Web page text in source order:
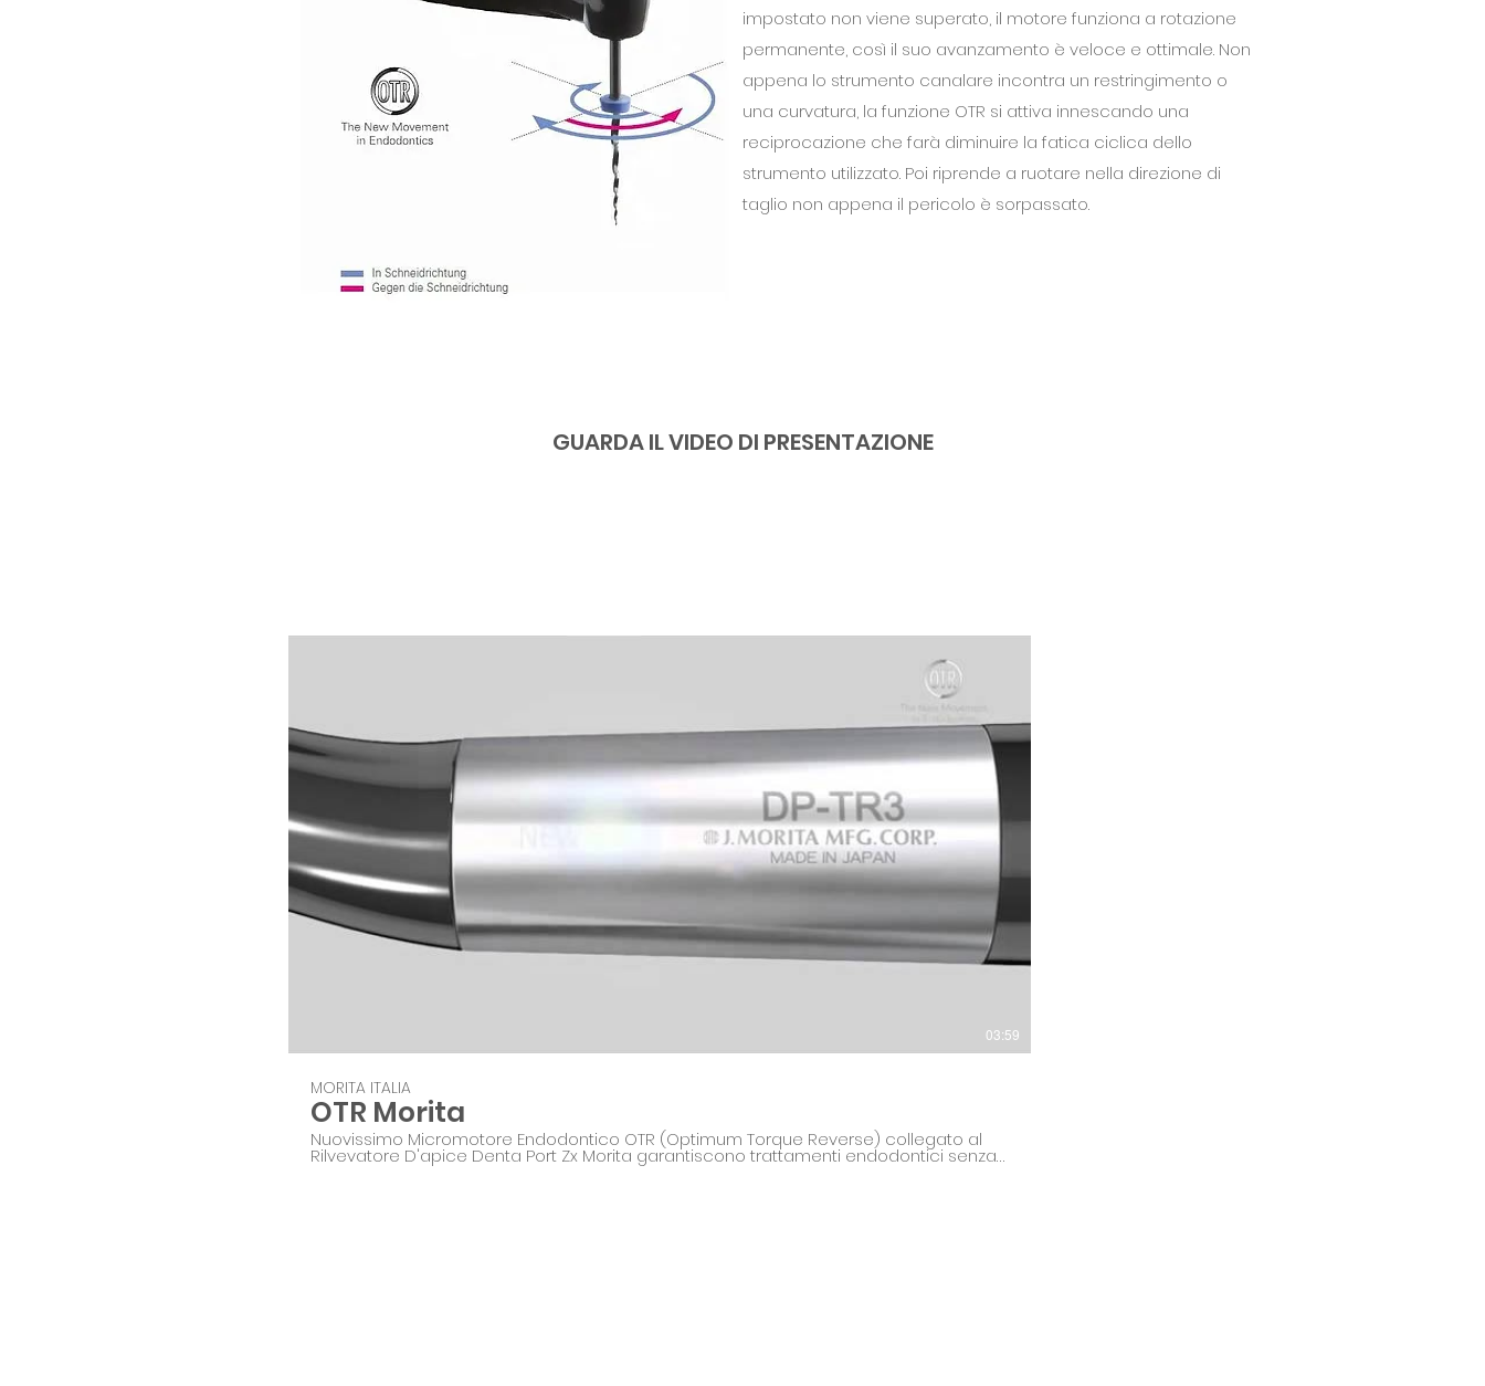
impostato non viene superato, il motore funziona a rotazione
permanente, così il suo avanzamento è veloce e ottimale. Non
appena lo strumento canalare incontra un restringimento o
una curvatura, la funzione OTR si attiva innescando una
reciprocazione che farà diminuire la fatica ciclica dello
strumento utilizzato. Poi riprende a ruotare nella direzione di
taglio non appena il pericolo è sorpassato.
GUARDA IL VIDEO DI PRESENTAZIONE
03:59
MORITA ITALIA
OTR Morita
Nuovissimo Micromotore Endodontico OTR (Optimum Torque Reverse) collegato al
Rilvevatore D'apice Denta Port Zx Morita garantiscono trattamenti endodontici senza